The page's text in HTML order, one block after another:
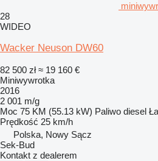
28
WIDEO
Wacker Neuson DW60
82 500 zł ≈ 19 160 €
Miniwywrotka
2016
2 001 m/g
Moc 75 KM (55.13 kW) Paliwo diesel
Prędkość 25 km/h
Polska, Nowy Sącz
Sek-Bud
Kontakt z dealerem